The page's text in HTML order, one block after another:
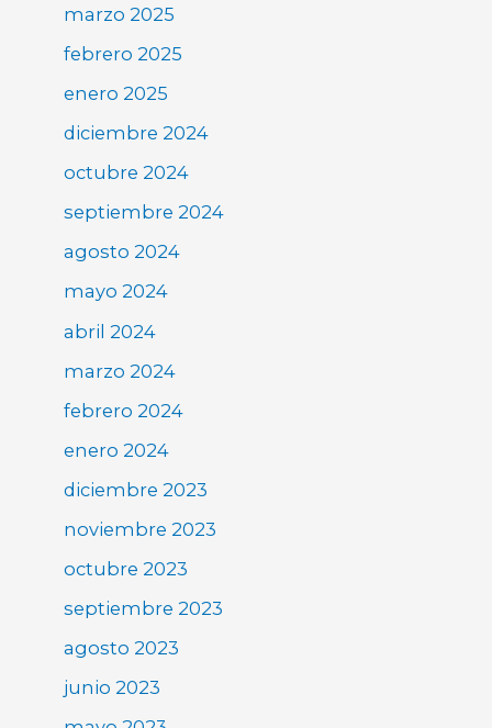
marzo 2025
febrero 2025
enero 2025
diciembre 2024
octubre 2024
septiembre 2024
agosto 2024
mayo 2024
abril 2024
marzo 2024
febrero 2024
enero 2024
diciembre 2023
noviembre 2023
octubre 2023
septiembre 2023
agosto 2023
junio 2023